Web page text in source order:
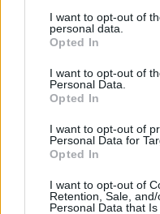
I want to opt-out of
personal data.
Opted In
I want to opt-out of
Personal Data.
Opted In
I want to opt-out of
Personal Data for
Opted In
I want to opt-out of
Retention, Sale,
Personal Data that
Ξένος ήμην
08/08/2026
ΠΑΣΟΚ κατά
πίνακες του
08/08/2026
Αυστηρό μήνυμα
στις πληγείσες από
Αττικής»